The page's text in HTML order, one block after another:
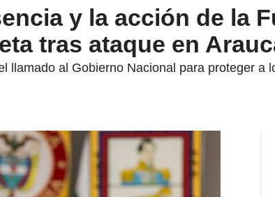
y la acción de la
tras ataque en
llamado al Gobierno Nacional para proteger a